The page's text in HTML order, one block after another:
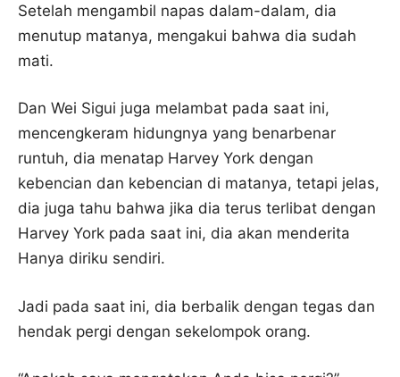
Setelah mengambil napas dalam-dalam, dia
menutup matanya, mengakui bahwa dia sudah
mati.
Dan Wei Sigui juga melambat pada saat ini,
mencengkeram hidungnya yang benarbenar
runtuh, dia menatap Harvey York dengan
kebencian dan kebencian di matanya, tetapi jelas,
dia juga tahu bahwa jika dia terus terlibat dengan
Harvey York pada saat ini, dia akan menderita
Hanya diriku sendiri.
Jadi pada saat ini, dia berbalik dengan tegas dan
hendak pergi dengan sekelompok orang.